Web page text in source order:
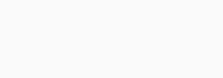
承くださいませ。